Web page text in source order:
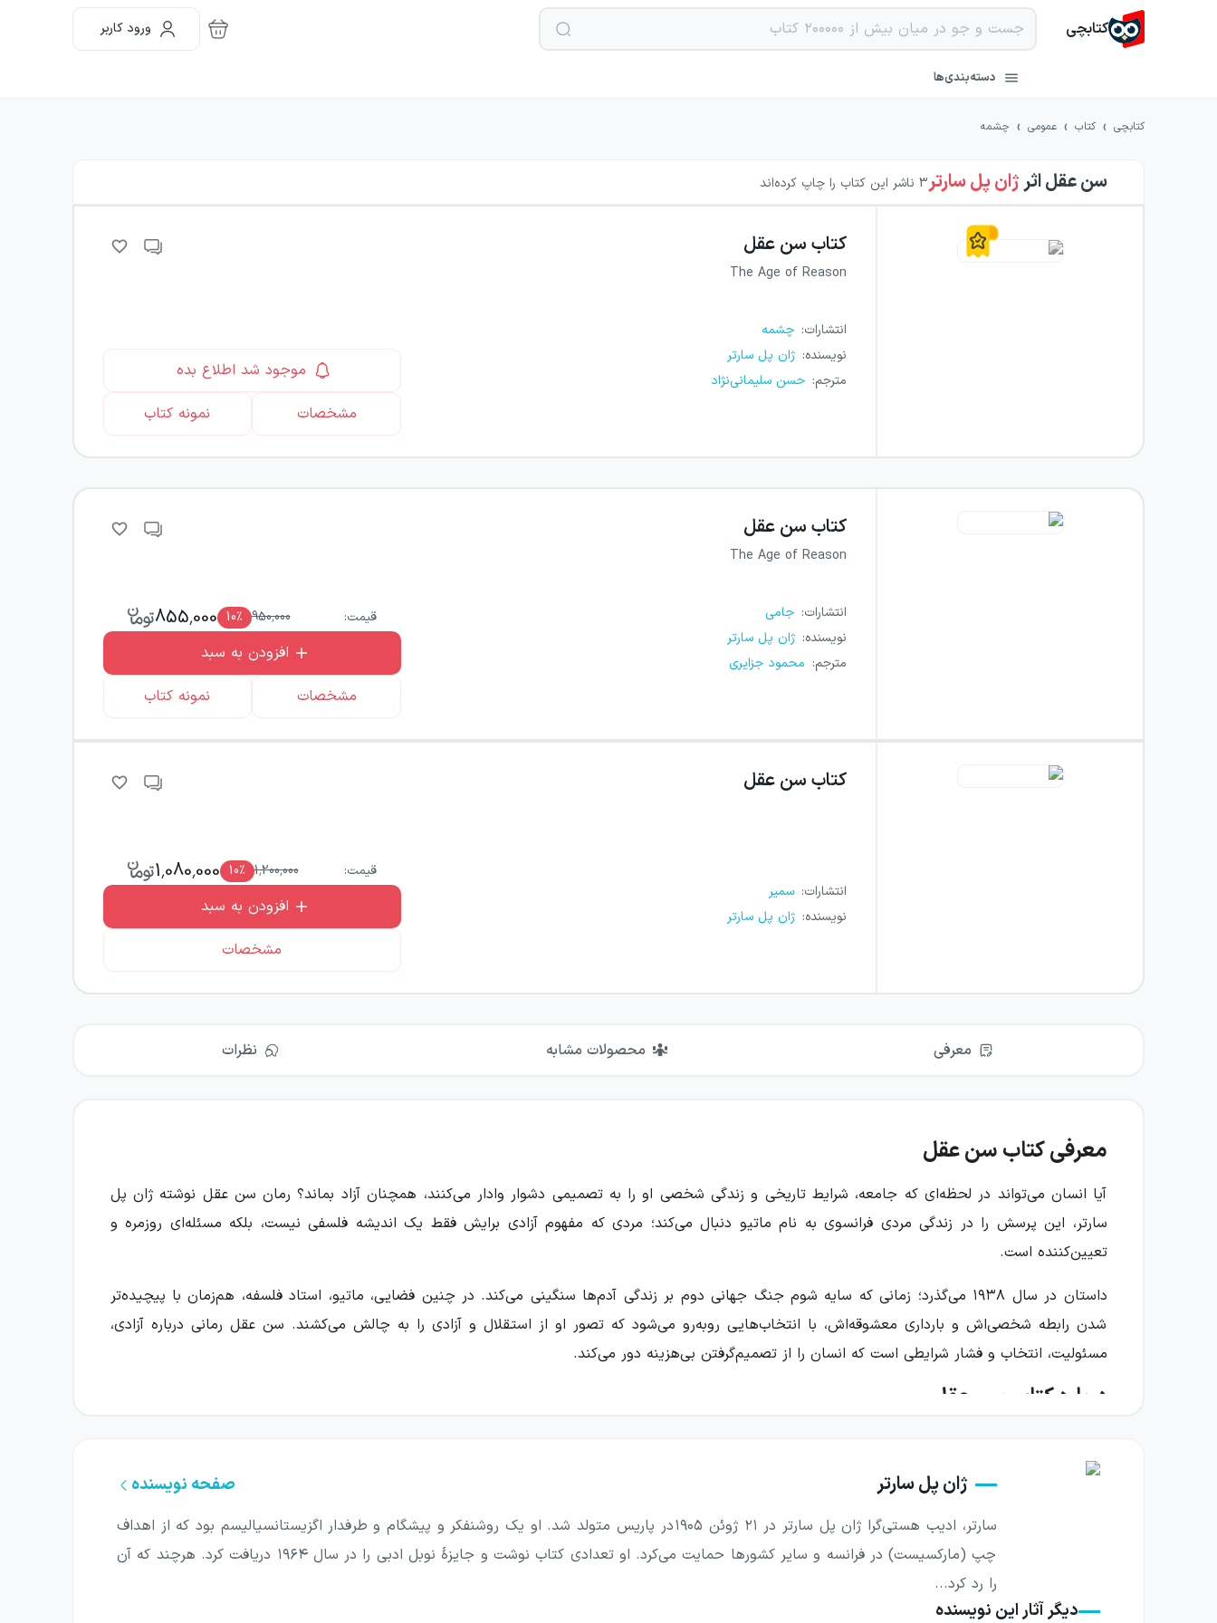
کتابچی ورود کاربر
دسته‌بندی‌ها
کتابچی › کتاب › عمومی › چشمه
سن عقلاثرژان پل سارتر3 ناشر این کتاب را چاپ کرده‌اند
کتاب سن عقل
The Age of Reason
انتشارات: چشمه
نویسنده: ژان پل سارتر
مترجم: حسن سلیمانی‌نژاد
موجود شد اطلاع بده
مشخصات
نمونه کتاب
کتاب سن عقل
The Age of Reason
انتشارات: جامی
نویسنده: ژان پل سارتر
مترجم: محمود جزایری
قیمت: 950,000
10٪ 855,000
افزودن به سبد
مشخصات
نمونه کتاب
کتاب سن عقل
انتشارات: سمیر
نویسنده: ژان پل سارتر
قیمت: 1,200,000
10٪ 1,080,000
افزودن به سبد
مشخصات
معرفی محصولات مشابه نظرات
معرفی کتاب سن عقل
آیا انسان می‌تواند در لحظه‌ای که جامعه، شرایط تاریخی و زندگی شخصی او را به تصمیمی دشوار وادار می‌کنند، همچنان آزاد بماند؟ رمان سن عقل نوشته ژان پل
سارتر، این پرسش را در زندگی مردی فرانسوی به نام ماتیو دنبال می‌کند؛ مردی که مفهوم آزادی برایش فقط یک اندیشه فلسفی نیست، بلکه مسئله‌ای روزمره و
تعیین‌کننده است.
داستان در سال ۱۹۳۸ می‌گذرد؛ زمانی که سایه شوم جنگ جهانی دوم بر زندگی آدم‌ها سنگینی می‌کند. در چنین فضایی، ماتیو، استاد فلسفه، هم‌زمان با پیچیده‌تر
شدن رابطه شخصی‌اش و بارداری معشوقه‌اش، با انتخاب‌هایی روبه‌رو می‌شود که تصور او از استقلال و آزادی را به چالش می‌کشند. سن عقل رمانی درباره آزادی،
مسئولیت، انتخاب و فشار شرایطی است که انسان را از تصمیم‌گرفتن بی‌هزینه دور می‌کند.
درباره کتاب سن عقل
مسیر زندگی‌اش را تعیین کنند، دور نگه دارد. با این حال، زندگی در خلأ اتفاق نمی‌افتد. رابطه عاطفی، بارداری معشوقه، نزدیک شدن جنگ و حضور جامعه، هرکدام
بخشی از این استقلال را زیر سؤال می‌برند و او را به مواجهه با پیامدهای انتخاب‌هایش می‌کشانند.
سارتر به‌جای آنکه بحث آزادی را فقط در قالب استدلال‌های نظری مطرح کند، آن را در رفتار و ذهن شخصیت‌ها به نمایش می‌گذارد. روایت با توجه به جزئیات روانی و
تصویری انتزاعی از آزادی روبه‌رو نیست؛ بلکه می‌بیند آزادی در موقعیت‌های ملموس و گاه ناخوشایند، چه معنایی پیدا می‌کند.
ژان پل سارتر صفحه نویسنده
سارتر، ادیب هستی‌گرا ژان پل سارتر در ۲۱ ژوئن ۱۹۰۵ در پاریس متولد شد. او یک روشنفکر و پیشگام و طرفدار اگزیستانسیالیسم بود که از اهداف
چپ (مارکسیست) در فرانسه و سایر کشورها حمایت می‌کرد. او تعدادی کتاب نوشت و جایزهٔ نوبل ادبی را در سال ۱۹۶۴ دریافت کرد. هرچند که آن
را رد کرد...
دیگر آثار این نویسنده